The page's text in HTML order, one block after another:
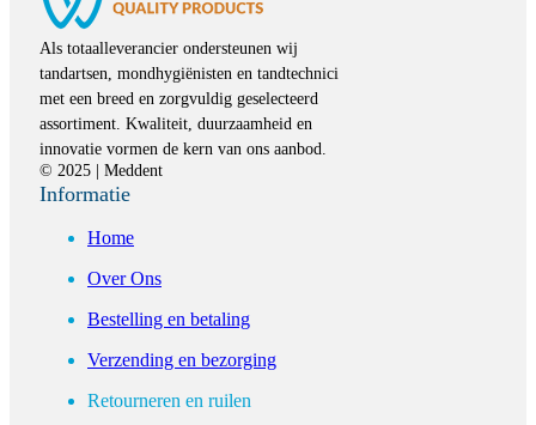
Als totaalleverancier ondersteunen wij
tandartsen, mondhygiënisten en tandtechnici
met een breed en zorgvuldig geselecteerd
assortiment. Kwaliteit, duurzaamheid en
innovatie vormen de kern van ons aanbod.
© 2025 | Meddent
Informatie
Home
Over Ons
Bestelling en betaling
Verzending en bezorging
Retourneren en ruilen